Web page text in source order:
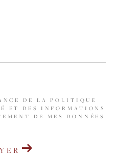
DE LA POLITIQUE
ET DES INFORMATIONS
DE MES DONNÉES